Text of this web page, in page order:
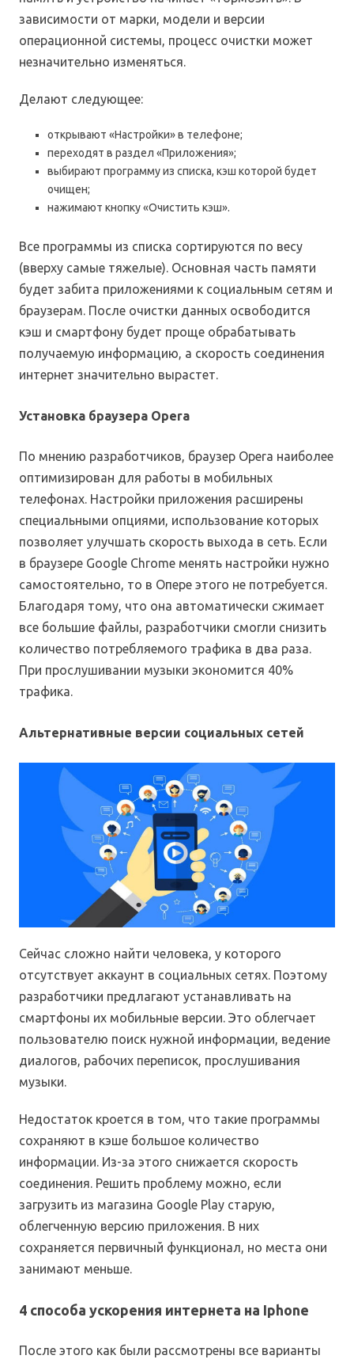
зависимости от марки, модели и версии
операционной системы, процесс очистки может
незначительно изменяться.
Делают следующее:
открывают «Настройки» в телефоне;
переходят в раздел «Приложения»;
выбирают программу из списка, кэш которой будет
очищен;
нажимают кнопку «Очистить кэш».
Все программы из списка сортируются по весу
(вверху самые тяжелые). Основная часть памяти
будет забита приложениями к социальным сетям и
браузерам. После очистки данных освободится
кэш и смартфону будет проще обрабатывать
получаемую информацию, а скорость соединения
интернет значительно вырастет.
Установка браузера Opera
По мнению разработчиков, браузер Opera наиболее
оптимизирован для работы в мобильных
телефонах. Настройки приложения расширены
специальными опциями, использование которых
позволяет улучшать скорость выхода в сеть. Если
в браузере Google Chrome менять настройки нужно
самостоятельно, то в Опере этого не потребуется.
Благодаря тому, что она автоматически сжимает
все большие файлы, разработчики смогли снизить
количество потребляемого трафика в два раза.
При прослушивании музыки экономится 40%
трафика.
Альтернативные версии социальных сетей
Сейчас сложно найти человека, у которого
отсутствует аккаунт в социальных сетях. Поэтому
разработчики предлагают устанавливать на
смартфоны их мобильные версии. Это облегчает
пользователю поиск нужной информации, ведение
диалогов, рабочих переписок, прослушивания
музыки.
Недостаток кроется в том, что такие программы
сохраняют в кэше большое количество
информации. Из-за этого снижается скорость
соединения. Решить проблему можно, если
загрузить из магазина Google Play старую,
облегченную версию приложения. В них
сохраняется первичный функционал, но места они
занимают меньше.
4 способа ускорения интернета на Iphone
После этого как были рассмотрены все варианты